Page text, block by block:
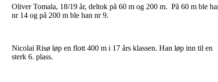
Oliver Tomala, 18/19 år, deltok på 60 m og 200 m. På 60 m ble
nr 14 og på 200 m ble han nr 9.
Nicolai Risø løp en flott 400 m i 17 års klassen. Han løp inn til en
sterk 6. plass.